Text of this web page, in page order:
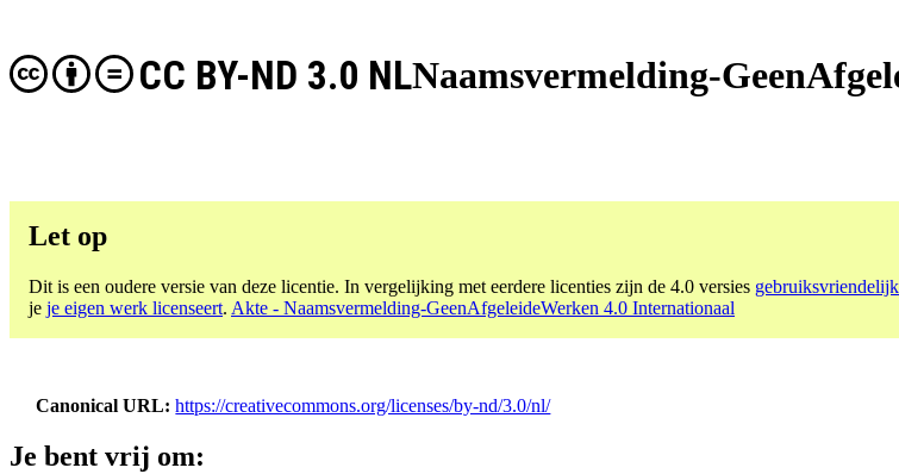
Naamsvermelding-
CC BY-ND 3.0 NL
Let op
Dit is een oudere versie van deze licentie. In vergelijking met eerdere licenties zijn de 4.0 versies
je je eigen werk licenseert. Akte - Naamsvermelding-GeenAfgeleideWerken 4.0 Internationaal
Canonical URL https://creativecommons.org/licenses/by-nd/3.0/nl/
Je bent vrij om: